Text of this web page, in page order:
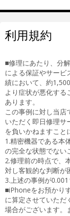
利用規約
■修理にあたり、分
による保証やサービ
績において、約
より症状が悪化する
あります。
この事例に対し当店
いただく即日修理サ
を負いかねますこと
1.精密機器である本
の完全な状態でない
2.修理前の時点で、
対し客観的な判断が
3.上述の事例が
■iPhoneをお預かり
に算定させていただ
場合がございます。